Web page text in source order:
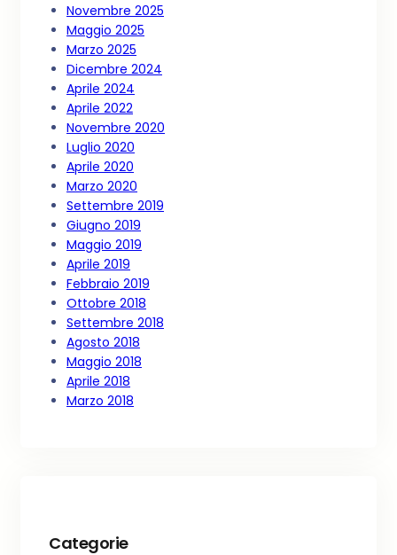
Novembre 2025
Maggio 2025
Marzo 2025
Dicembre 2024
Aprile 2024
Aprile 2022
Novembre 2020
Luglio 2020
Aprile 2020
Marzo 2020
Settembre 2019
Giugno 2019
Maggio 2019
Aprile 2019
Febbraio 2019
Ottobre 2018
Settembre 2018
Agosto 2018
Maggio 2018
Aprile 2018
Marzo 2018
Categorie